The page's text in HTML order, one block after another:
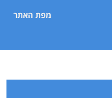
מפת האתר